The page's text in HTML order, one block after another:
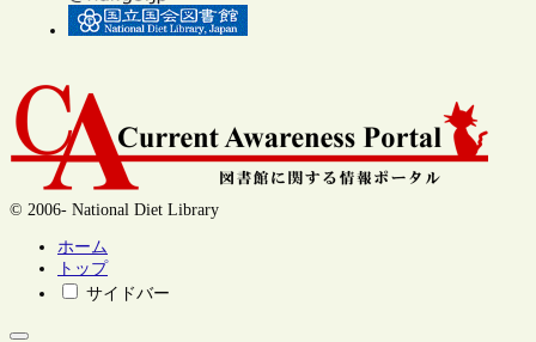
© 2006- National Diet Library
ホーム
トップ
サイドバー